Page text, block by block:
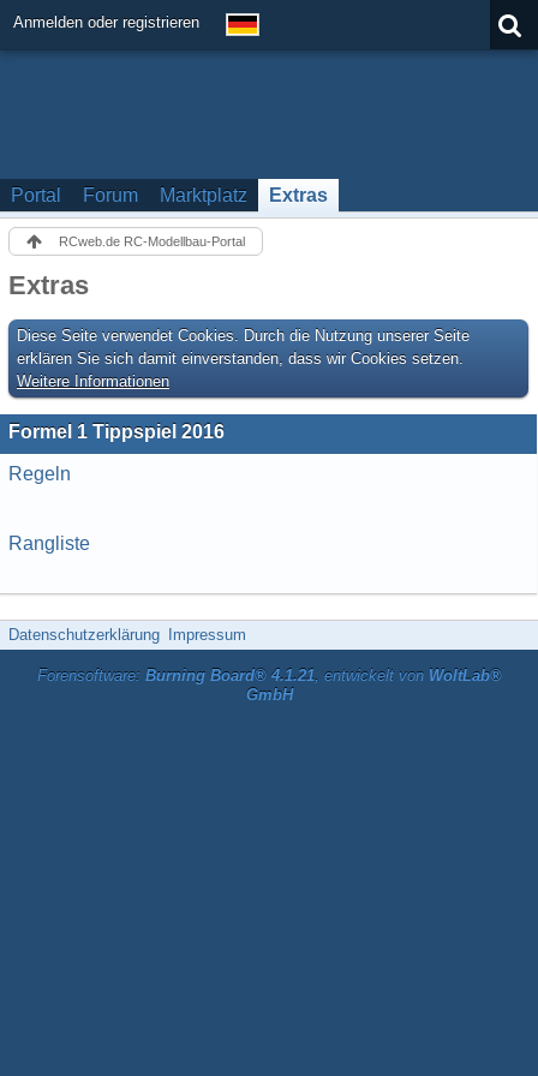
Anmelden oder registrieren
Portal Forum Marktplatz Extras
RCweb.de RC-Modellbau-Portal
Extras
Diese Seite verwendet Cookies. Durch die Nutzung unserer Seite
erklären Sie sich damit einverstanden, dass wir Cookies setzen.
Weitere Informationen
Formel 1 Tippspiel 2016
Regeln
Rangliste
Datenschutzerklärung Impressum
Forensoftware: Burning Board® 4.1.21, entwickelt von WoltLab®
GmbH